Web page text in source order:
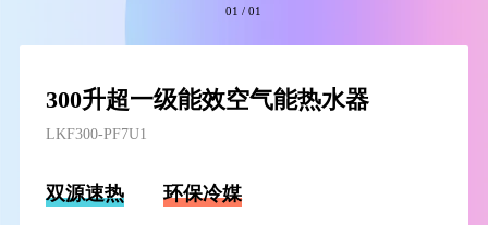
01 /01
300升超一级能效空气能热水器
LKF300-PF7U1
双源速热 环保冷媒